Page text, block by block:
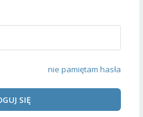
nie pamiętam hasła
SIĘ